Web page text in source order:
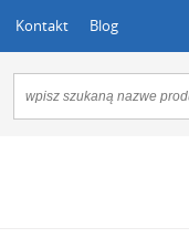
Kontakt Blog